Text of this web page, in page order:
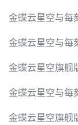
金蝶云星空与每
金蝶云星空与每
金蝶云星空旗舰
金蝶云星空与每
金蝶云星空旗舰